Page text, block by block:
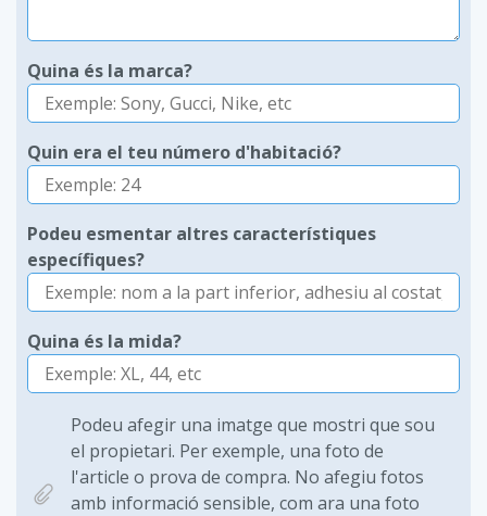
Quina és la marca?
Quin era el teu número d'habitació?
Podeu esmentar altres característiques
específiques?
Quina és la mida?
Podeu afegir una imatge que mostri que sou
el propietari. Per exemple, una foto de
l'article o prova de compra. No afegiu fotos
amb informació sensible, com ara una foto